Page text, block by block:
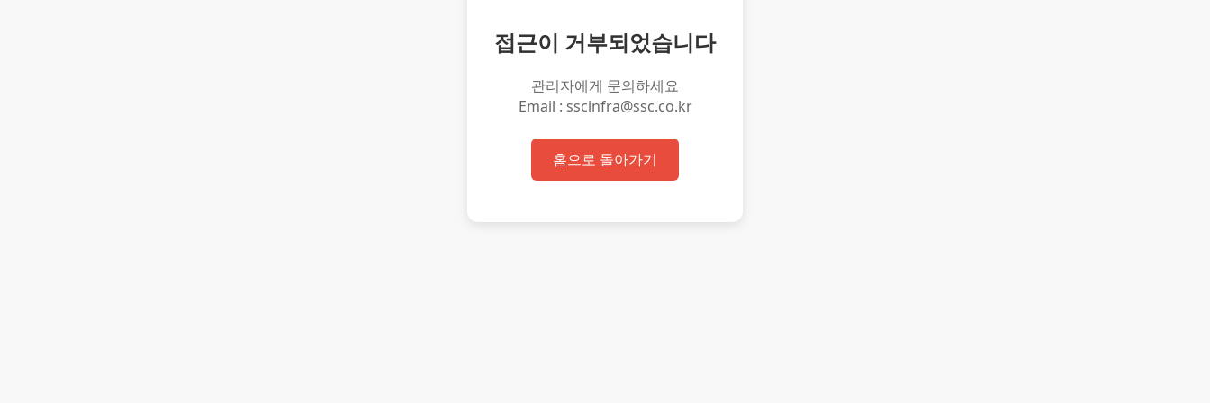
접근이 거부되었습니다
관리자에게 문의하세요
Email : sscinfra@ssc.co.kr
홈으로 돌아가기